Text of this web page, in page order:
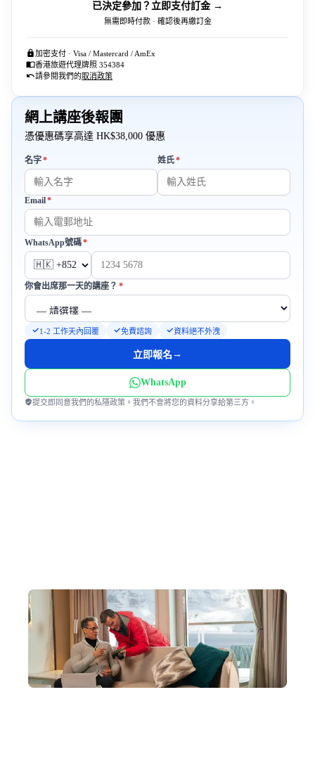
已決定參加？立即支付訂金 →
無需即時付款 · 確認後再繳訂金
加密支付 · Visa / Mastercard / AmEx
香港旅遊代理牌照 354384
請參閱我們的取消政策
網上講座後報團
憑優惠碼享高達 HK$38,000 優惠
名字*必填 姓氏*必填
Email*必填
WhatsApp號碼*必填
你會出席那一天的講座？ *必填
1-2 工作天內回覆 免費諮詢 資料絕不外洩
立即報名→
WhatsApp
提交即同意我們的私隱政策。我們不會將您的資料分享給第三方。